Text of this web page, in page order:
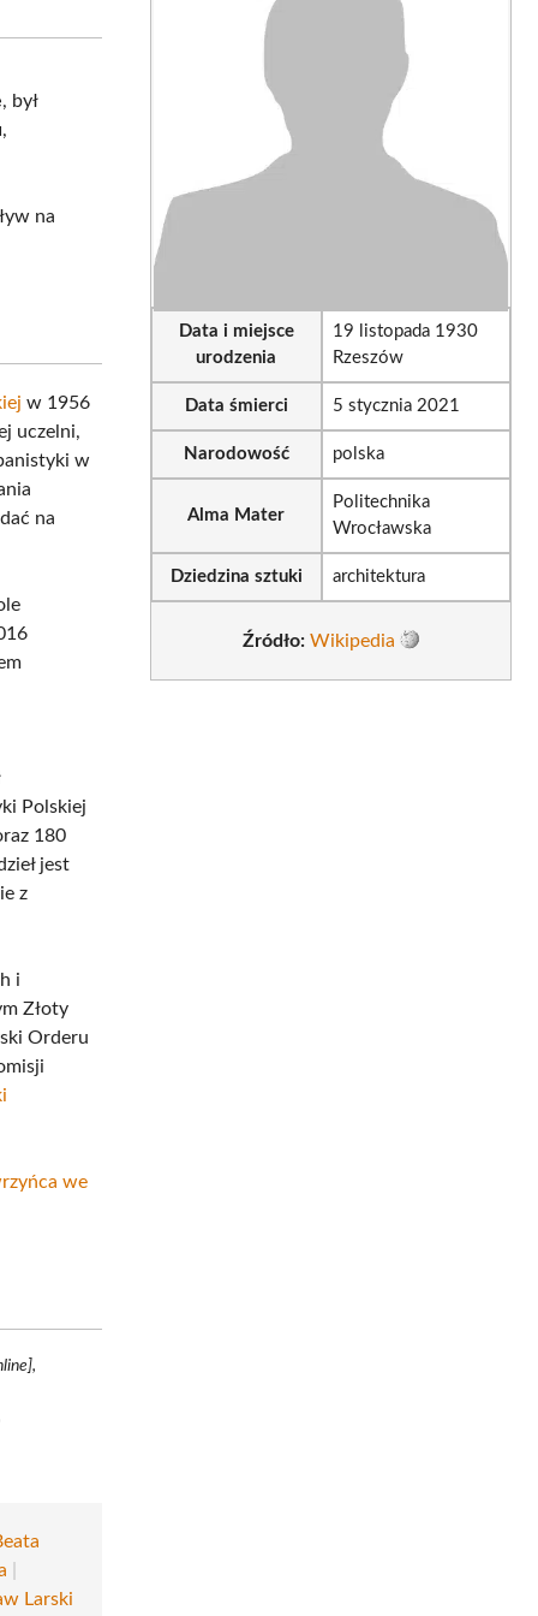
, był
,
na
w 1956
uczelni,
w
na
Polskiej
180
jest
z
i
Złoty
Orderu
we
Larski
Data i miejsce
urodzenia
19 listopada 1930
Rzeszów
Data śmierci 5 stycznia 2021
Narodowość polska
Alma Mater
Politechnika
Wrocławska
Dziedzina sztuki architektura
Źródło: Wikipedia